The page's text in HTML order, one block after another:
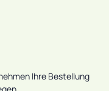
Ihre Bestellung